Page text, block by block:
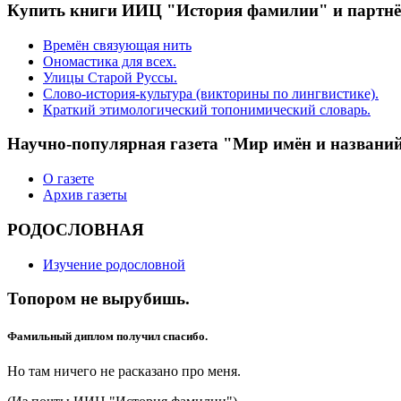
Купить книги ИИЦ "История фамилии" и
Времён связующая нить
Ономастика для всех.
Улицы Старой Руссы.
Слово-история-культура (викторины по лингвистике).
Краткий этимологический топонимический словарь.
Научно-популярная газета "Мир имён и
О газете
Архив газеты
РОДОСЛОВНАЯ
Изучение родословной
Топором не вырубишь.
Фамильный диплом получил спасибо.
Но там ничего не расказано про меня.